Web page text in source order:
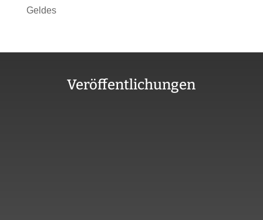
Geldes
Veröffentlichungen